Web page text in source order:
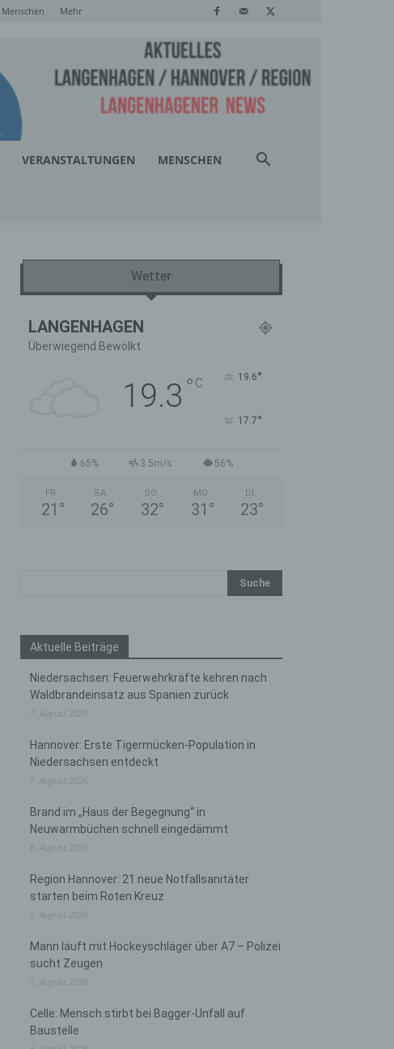
Menschen Mehr
VERANSTALTUNGEN MENSCHEN
Wetter
LANGENHAGEN
Überwiegend Bewölkt
19.3 ° C 19.6°
17.7°
65% 3.5m/s 56%
FR.
21 °
SA.
26°
SO.
32°
MO.
31 °
DI.
23°
Aktuelle Beiträge
Niedersachsen: Feuerwehrkräfte kehren nach
Waldbrandeinsatz aus Spanien zurück
7. August 2026
Hannover: Erste Tigermücken-Population in
Niedersachsen entdeckt
7. August 2026
Brand im „Haus der Begegnung“ in
Neuwarmbüchen schnell eingedämmt
6. August 2026
Region Hannover: 21 neue Notfallsanitäter
starten beim Roten Kreuz
5. August 2026
Mann läuft mit Hockeyschläger über A7 – Polizei
sucht Zeugen
5. August 2026
Celle: Mensch stirbt bei Bagger-Unfall auf
Baustelle